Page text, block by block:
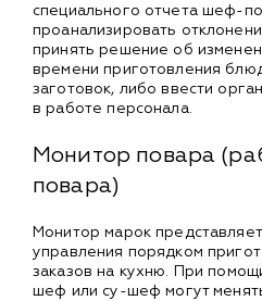
специального отчета шеф-
проанализировать
принять решение об
времени приготовления
заготовок, либо ввести
в работе персонала.
Монитор повара
повара)
Монитор марок
управления порядком
заказов на кухню. При
шеф или су-шеф могут